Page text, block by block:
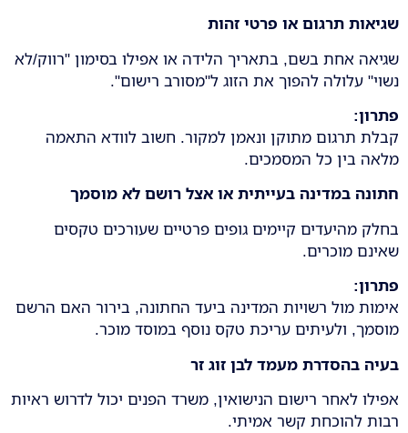
שגיאות תרגום או פרטי זהות
שגיאה אחת בשם, בתאריך הלידה או אפילו בסימון "רווק/לא
נשוי" עלולה להפוך את הזוג ל"מסורב רישום".
פתרון:
קבלת תרגום מתוקן ונאמן למקור. חשוב לוודא התאמה
מלאה בין כל המסמכים.
חתונה במדינה בעייתית או אצל רושם לא מוסמך
בחלק מהיעדים קיימים גופים פרטיים שעורכים טקסים
שאינם מוכרים.
פתרון:
אימות מול רשויות המדינה ביעד החתונה, בירור האם הרשם
מוסמך, ולעיתים עריכת טקס נוסף במוסד מוכר.
בעיה בהסדרת מעמד לבן זוג זר
אפילו לאחר רישום הנישואין, משרד הפנים יכול לדרוש ראיות
רבות להוכחת קשר אמיתי.